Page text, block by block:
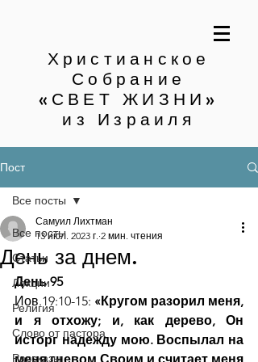
Христианское
Собрание
«СВЕТ ЖИЗНИ»
из Израиля
Пост
Все посты
Статьи
Лекции
Религия
Слово от пастора
Рассказы
Все посты
День за днем.
Самуил Лихтман
13 июл. 2023 г. 2 мин. чтения
День 95
Иов.19:10-15: «Кругом разорил меня,
и я отхожу; и, как дерево, Он
исторг надежду мою. Воспылал на